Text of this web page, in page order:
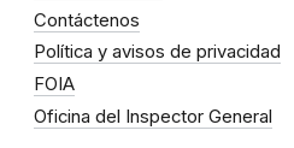
Contáctenos
Política y avisos de privacidad
FOIA
Oficina del Inspector General